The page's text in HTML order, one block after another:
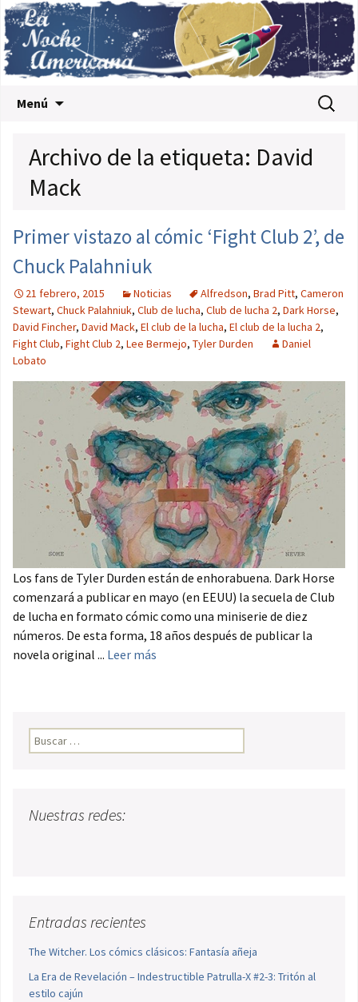
Menú Buscar:
Archivo de la etiqueta: David
Mack
Primer vistazo al cómic ‘Fight Club 2’, de
Chuck Palahniuk
21 febrero, 2015 Noticias Alfredson, Brad Pitt, Cameron
Stewart, Chuck Palahniuk, Club de lucha, Club de lucha 2, Dark Horse,
David Fincher, David Mack, El club de la lucha, El club de la lucha 2,
Fight Club, Fight Club 2, Lee Bermejo, Tyler Durden
Daniel
Lobato
Los fans de Tyler Durden están de enhorabuena. Dark Horse
comenzará a publicar en mayo (en EEUU) la secuela de Club
de lucha en formato cómic como una miniserie de diez
números. De esta forma, 18 años después de publicar la
novela original ... Leer más
Buscar:
Nuestras redes:
Entradas recientes
The Witcher. Los cómics clásicos: Fantasía añeja
La Era de Revelación – Indestructible Patrulla-X #2-3: Tritón al
estilo cajún